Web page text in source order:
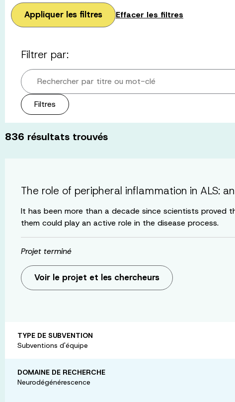
Appliquer les filtres Effacer les filtres
Filtrer par:
Rechercher par titre ou mot-clé
Filtres
836 résultats trouvés
The role of peripheral inflammation in ALS:
It has been more than a decade since scientists proved
them could play an active role in the disease process.
Projet terminé
Voir le projet et les chercheurs
TYPE DE SUBVENTION
Subventions d'équipe
DOMAINE DE RECHERCHE
Neurodégénérescence